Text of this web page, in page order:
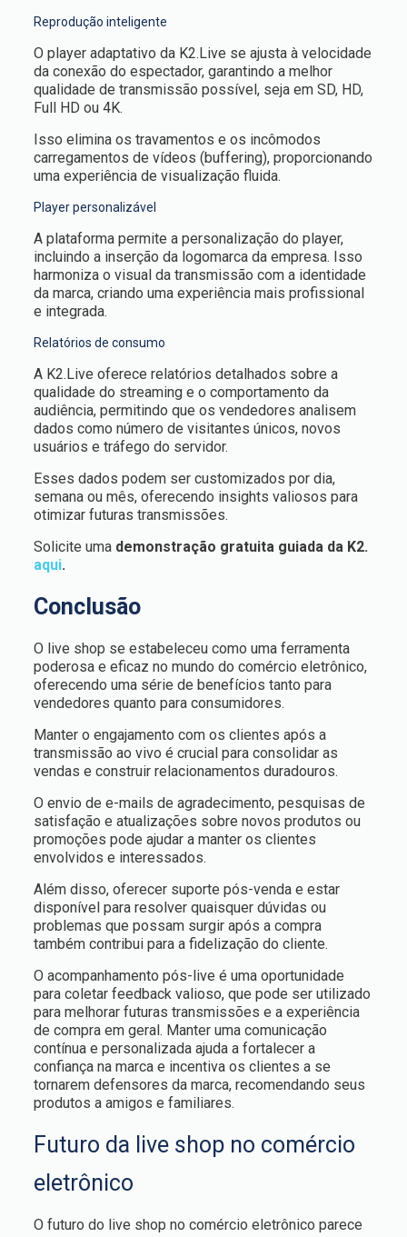
Reprodução inteligente
O player adaptativo da K2.Live se ajusta à velocidade
da conexão do espectador, garantindo a melhor
qualidade de transmissão possível, seja em SD, HD,
Full HD ou 4K.
Isso elimina os travamentos e os incômodos
carregamentos de vídeos (buffering), proporcionando
uma experiência de visualização fluida.
Player personalizável
A plataforma permite a personalização do player,
incluindo a inserção da logomarca da empresa. Isso
harmoniza o visual da transmissão com a identidade
da marca, criando uma experiência mais profissional
e integrada.
Relatórios de consumo
A K2.Live oferece relatórios detalhados sobre a
qualidade do streaming e o comportamento da
audiência, permitindo que os vendedores analisem
dados como número de visitantes únicos, novos
usuários e tráfego do servidor.
Esses dados podem ser customizados por dia,
semana ou mês, oferecendo insights valiosos para
otimizar futuras transmissões.
Solicite uma demonstração gratuita guiada da K2.
aqui.
Conclusão
O live shop se estabeleceu como uma ferramenta
poderosa e eficaz no mundo do comércio eletrônico,
oferecendo uma série de benefícios tanto para
vendedores quanto para consumidores.
Manter o engajamento com os clientes após a
transmissão ao vivo é crucial para consolidar as
vendas e construir relacionamentos duradouros.
O envio de e-mails de agradecimento, pesquisas de
satisfação e atualizações sobre novos produtos ou
promoções pode ajudar a manter os clientes
envolvidos e interessados.
Além disso, oferecer suporte pós-venda e estar
disponível para resolver quaisquer dúvidas ou
problemas que possam surgir após a compra
também contribui para a fidelização do cliente.
O acompanhamento pós-live é uma oportunidade
para coletar feedback valioso, que pode ser utilizado
para melhorar futuras transmissões e a experiência
de compra em geral. Manter uma comunicação
contínua e personalizada ajuda a fortalecer a
confiança na marca e incentiva os clientes a se
tornarem defensores da marca, recomendando seus
produtos a amigos e familiares.
Futuro da live shop no comércio
eletrônico
O futuro do live shop no comércio eletrônico parece